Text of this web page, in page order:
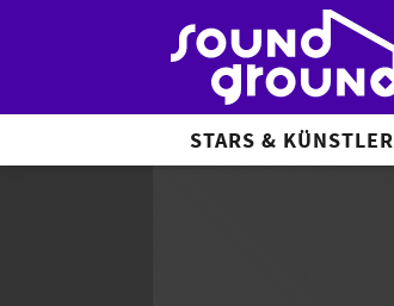
STARS & KÜNSTLER